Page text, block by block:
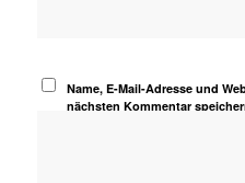
Name, E-Mail-Adresse und
nächsten Kommentar